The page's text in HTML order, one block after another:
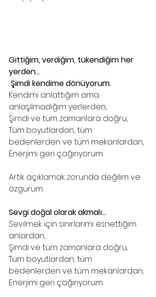
Gittiğim, verdiğim, tükendiğim her
yerden…
Şimdi kendime dönüyorum.
Kendimi anlattığım ama
anlaşılmadığım yerlerden,
Şimdi ve tüm zamanlara doğru,
Tüm boyutlardan, tüm
bedenlerden ve tüm mekanlardan,
Enerjimi geri çağırıyorum.
Artık açıklamak zorunda değilim ve
özgürüm.
Sevgi doğal olarak akmalı...
Sevilmek için sınırlarımı esnettiğim
anlardan,
Şimdi ve tüm zamanlara doğru,
Tüm boyutlardan, tüm
bedenlerden ve tüm mekanlardan,
Enerjimi geri çağırıyorum.